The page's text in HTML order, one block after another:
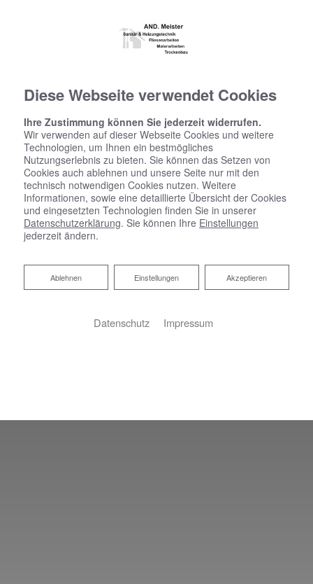
Diese Webseite verwendet Cookies
Ihre Zustimmung können Sie jederzeit widerrufen.
Wir verwenden auf dieser Webseite Cookies und weitere
Technologien, um Ihnen ein bestmögliches
Nutzungserlebnis zu bieten. Sie können das Setzen von
Cookies auch ablehnen und unsere Seite nur mit den
technisch notwendigen Cookies nutzen. Weitere
Informationen, sowie eine detaillierte Übersicht der Cookies
und eingesetzten Technologien finden Sie in unserer
Datenschutzerklärung. Sie können Ihre Einstellungen
jederzeit ändern.
Akzeptieren
Einstellungen
Ablehnen
Ablehnen
Datenschutz Impressum